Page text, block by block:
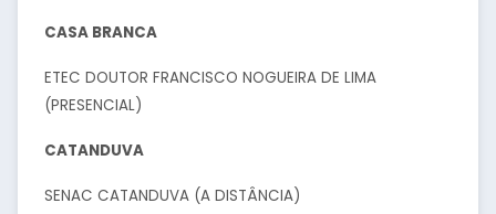
CASA BRANCA
ETEC DOUTOR FRANCISCO NOGUEIRA DE LIMA
(PRESENCIAL)
CATANDUVA
SENAC CATANDUVA (A DISTÂNCIA)